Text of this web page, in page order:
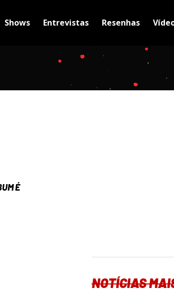
Shows Entrevistas Resenhas
É
NOTÍCIAS